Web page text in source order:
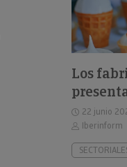
Los
elevado
22 junio
Iberinform